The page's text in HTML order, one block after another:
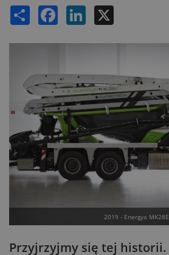
Share Facebook LinkedIn
2019 - Energya MK28E
Przyjrzyjmy się tej historii.